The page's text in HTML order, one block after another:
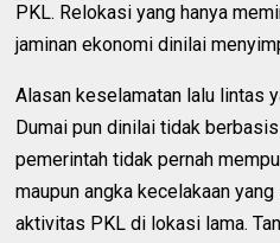
PKL. Relokasi yang hanya
jaminan ekonomi dinilai
Alasan keselamatan lalu lintas
Dumai pun dinilai tidak
pemerintah tidak pernah
maupun angka kecelakaan
aktivitas PKL di lokasi lama.